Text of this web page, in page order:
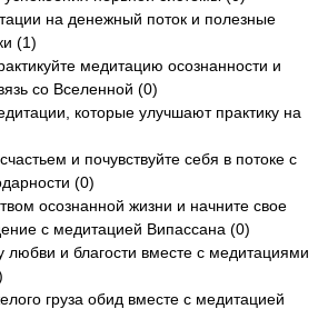
на денежный поток и полезные
(1)
медитацию осознанности и
со Вселенной (0)
которые улучшают практику на
и почувствуйте себя в потоке с
(0)
осознанной жизни и начните свое
с медитацией Випассана (0)
любви и благости вместе с медитациями
груза обид вместе с медитацией